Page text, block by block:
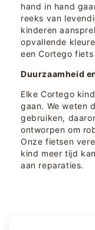
hand in hand
reeks van
kinderen
opvallende
een Cortego
Duurzaamheid
Elke Cortego
gaan. We weten
gebruiken,
ontworpen om
Onze fietsen
kind meer tijd
aan reparaties.